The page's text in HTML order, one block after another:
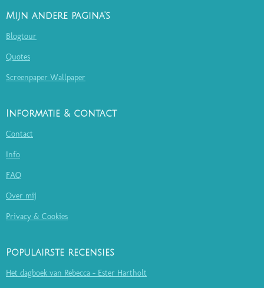
Mijn andere pagina's
Blogtour
Quotes
Screenpaper Wallpaper
Informatie & contact
Contact
Info
FAQ
Over mij
Privacy & Cookies
Populairste recensies
Het dagboek van Rebecca - Ester Hartholt